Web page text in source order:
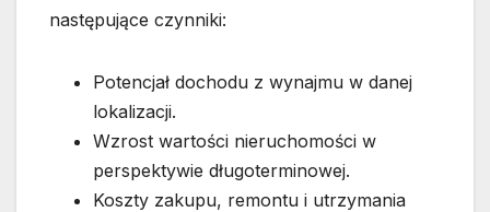
następujące czynniki:
Potencjał dochodu z wynajmu w danej
lokalizacji.
Wzrost wartości nieruchomości w
perspektywie długoterminowej.
Koszty zakupu, remontu i utrzymania